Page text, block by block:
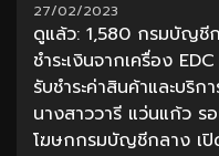
27/02/2023
ดูแล้ว: 1,580 กรมบัญชีก
ชำระเงินจากเครื่อง
รับชำระค่าสินค้าและบริ
นางสาววารี แว่นแก้ว
โฆษกกรมบัญชีกลาง เปิ